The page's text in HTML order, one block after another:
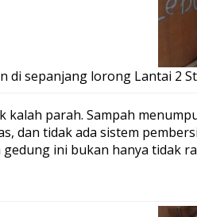
di sepanjang lorong Lantai 2
kalah parah. Sampah
dan tidak ada sistem
ini bukan hanya tidak